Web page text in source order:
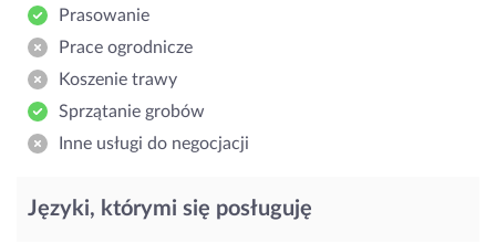
Prasowanie
Prace ogrodnicze
Koszenie trawy
Sprzątanie grobów
Inne usługi do negocjacji
Języki, którymi się posługuję